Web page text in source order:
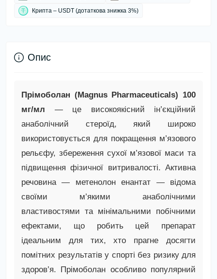
Крипта – USDT (дотаткова знижка 3%)
Опис
Прімоболан (Magnus Pharmaceuticals) 100
мг/мл — це високоякісний ін’єкційний
анаболічний стероїд, який широко
використовується для покращення м’язового
рельєфу, збереження сухої м’язової маси та
підвищення фізичної витривалості. Активна
речовина — метенолон енантат — відома
своїми м’якими анаболічними
властивостями та мінімальними побічними
ефектами, що робить цей препарат
ідеальним для тих, хто прагне досягти
помітних результатів у спорті без ризику для
здоров’я. Прімоболан особливо популярний